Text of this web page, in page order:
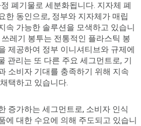
폐기물로 세분화됩니다. 지자체 폐
한 동인으로, 정부와 지자체가 매립
속 가능한 솔루션을 모색하고 있습니
레기 봉투는 전통적인 플라스틱 봉
제공하여 정부 이니셔티브와 규제에
관리는 또 다른 주요 세그먼트로, 기
소비자 기대를 충족하기 위해 지속
택하고 있습니다.
증가하는 세그먼트로, 소비자 인식
에 대한 수요에 의해 주도되고 있습니